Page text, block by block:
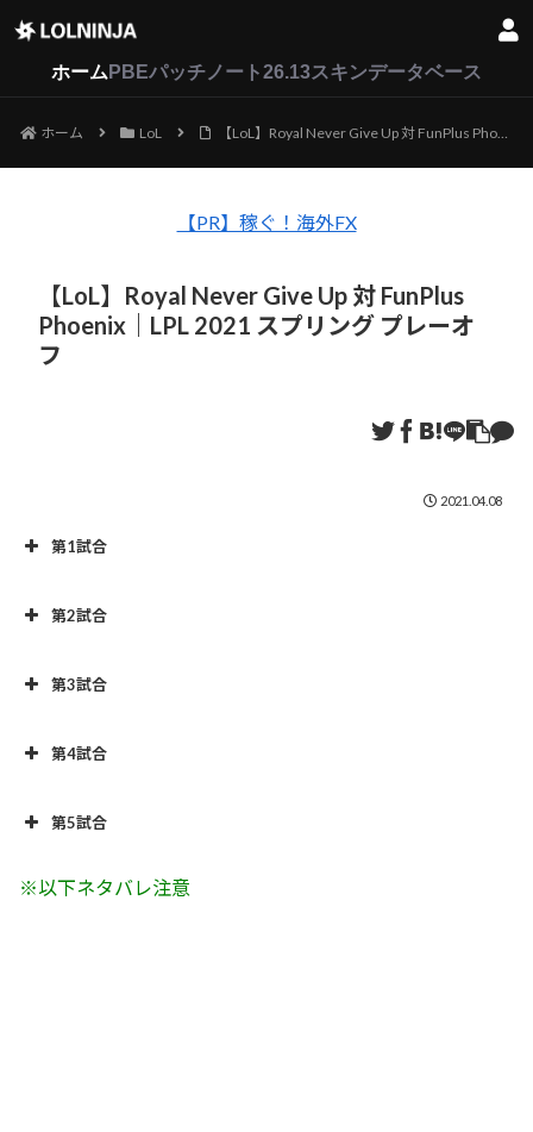
ホーム PBEパッチノート26.13スキンデータベース
ホーム LoL 【LoL】Royal Never Give Up 対 FunPlus Phoenix｜LPL 2021 スプリング プレーオフ
【PR】稼ぐ！海外FX
【LoL】Royal Never Give Up 対 FunPlus
Phoenix｜LPL 2021 スプリング プレーオ
フ
2021.04.08
第1試合
第2試合
第3試合
第4試合
第5試合
※以下ネタバレ注意